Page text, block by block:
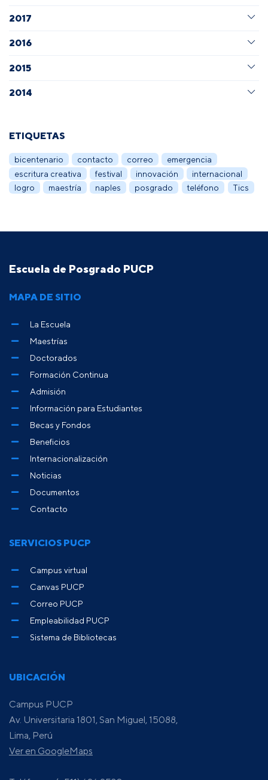
2017
2016
2015
2014
ETIQUETAS
bicentenario contacto correo
emergencia
escritura creativa
festival innovación
internacional
logro
maestría naples posgrado teléfono Tics
Escuela de Posgrado PUCP
UBICACIÓN
Campus PUCP
Av. Universitaria 1801, San Miguel, 15088,
Lima, Perú
Ver en GoogleMaps
MAPA DE SITIO
La Escuela
Maestrías
Doctorados
Formación Continua
Admisión
Información para Estudiantes
Becas y Fondos
Beneficios
Internacionalización
Noticias
Documentos
Contacto
SERVICIOS PUCP
Campus virtual
Canvas PUCP
Correo PUCP
Empleabilidad PUCP
Sistema de Bibliotecas